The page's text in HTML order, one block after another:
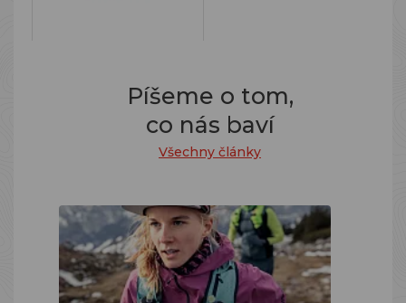
Píšeme o tom,
co nás baví
Všechny články